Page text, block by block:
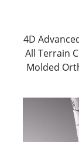
4D
All Terrain
Molded